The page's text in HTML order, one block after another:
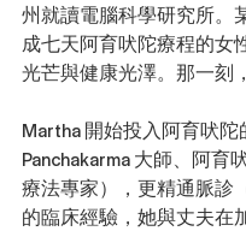
州就讀電腦科學研究所。
成七天阿育吠陀療程的女
光芒與健康光澤。那一刻
Martha 開始投入阿育吠
Panchakarma 大師、阿育
療法專家），更精通脈診
的臨床經驗，她與丈夫在